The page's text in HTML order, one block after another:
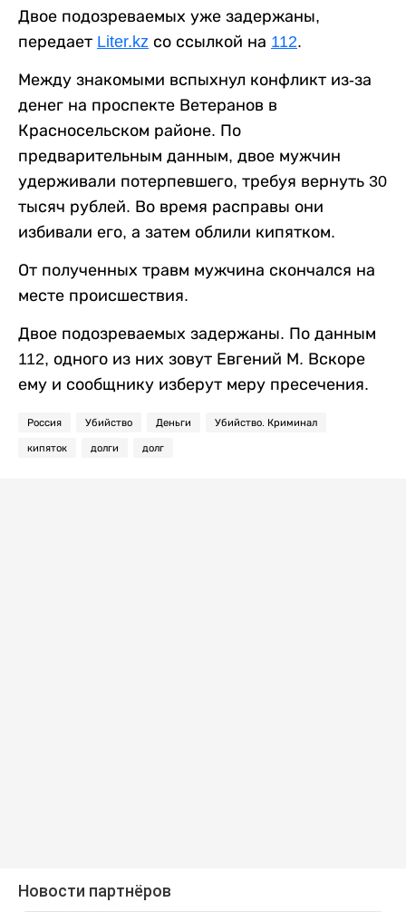
Двое подозреваемых уже задержаны,
передает Liter.kz со ссылкой на 112.
Между знакомыми вспыхнул конфликт из-за
денег на проспекте Ветеранов в
Красносельском районе. По
предварительным данным, двое мужчин
удерживали потерпевшего, требуя вернуть 30
тысяч рублей. Во время расправы они
избивали его, а затем облили кипятком.
От полученных травм мужчина скончался на
месте происшествия.
Двое подозреваемых задержаны. По данным
112, одного из них зовут Евгений М. Вскоре
ему и сообщнику изберут меру пресечения.
Россия Убийство Деньги Убийство. Криминал
кипяток долги долг